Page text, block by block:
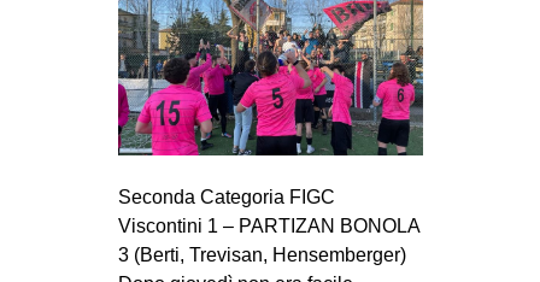
CSOA LAMBRETTA
MSM
STUDENTI TSUNAMI
ZAM
MILANO
MOBILITAZIONI
SPAZI
Seconda Categoria FIGC
Viscontini 1 – PARTIZAN BONOLA
3 (Berti, Trevisan, Hensemberger)